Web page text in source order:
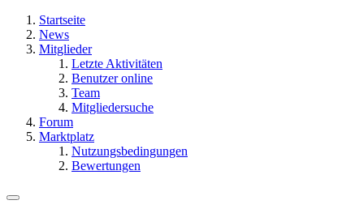
Startseite
News
Mitglieder
Letzte Aktivitäten
Benutzer online
Team
Mitgliedersuche
Forum
Marktplatz
Nutzungsbedingungen
Bewertungen